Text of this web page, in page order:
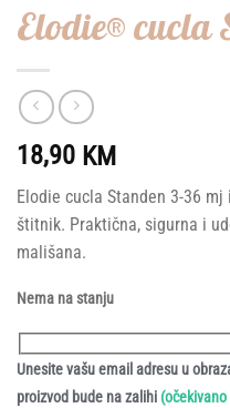
Elodie® cucla
18,90 KM
Elodie cucla Standen 3-36
štitnik. Praktična, sigurna i
mališana.
Nema na stanju
Unesite vašu email adresu u
proizvod bude na zalihi